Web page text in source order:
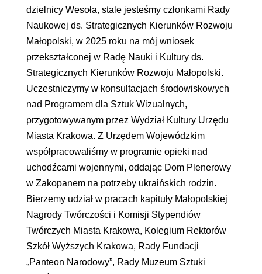
dzielnicy Wesoła, stale jesteśmy członkami Rady
Naukowej ds. Strategicznych Kierunków Rozwoju
Małopolski, w 2025 roku na mój wniosek
przekształconej w Radę Nauki i Kultury ds.
Strategicznych Kierunków Rozwoju Małopolski.
Uczestniczymy w konsultacjach środowiskowych
nad Programem dla Sztuk Wizualnych,
przygotowywanym przez Wydział Kultury Urzędu
Miasta Krakowa. Z Urzędem Wojewódzkim
współpracowaliśmy w programie opieki nad
uchodźcami wojennymi, oddając Dom Plenerowy
w Zakopanem na potrzeby ukraińskich rodzin.
Bierzemy udział w pracach kapituły Małopolskiej
Nagrody Twórczości i Komisji Stypendiów
Twórczych Miasta Krakowa, Kolegium Rektorów
Szkół Wyższych Krakowa, Rady Fundacji
„Panteon Narodowy”, Rady Muzeum Sztuki